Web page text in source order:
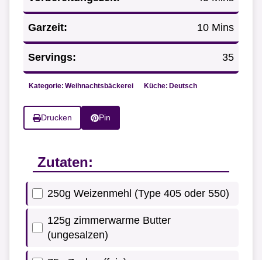
Garzeit: 10 Mins
Servings: 35
Kategorie: Weihnachtsbäckerei Küche: Deutsch
Drucken Pin
Zutaten:
250g Weizenmehl (Type 405 oder 550)
125g zimmerwarme Butter
(ungesalzen)